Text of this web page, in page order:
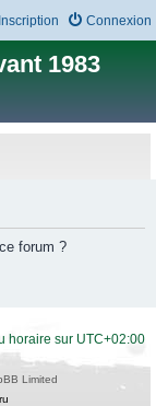
Connexion
Inscription
1983
forum ?
horaire sur UTC+02:00
Limited